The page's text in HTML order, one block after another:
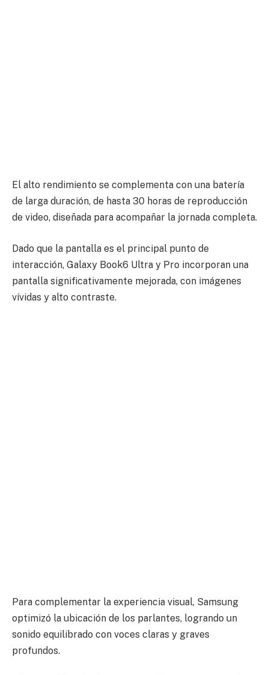
El alto rendimiento se complementa con una batería
de larga duración, de hasta 30 horas de reproducción
de video, diseñada para acompañar la jornada completa.
Dado que la pantalla es el principal punto de
interacción, Galaxy Book6 Ultra y Pro incorporan una
pantalla significativamente mejorada, con imágenes
vívidas y alto contraste.
Para complementar la experiencia visual, Samsung
optimizó la ubicación de los parlantes, logrando un
sonido equilibrado con voces claras y graves
profundos.